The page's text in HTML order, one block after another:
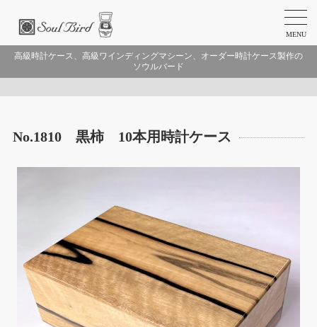
MENU
高級時計ケース、高級ワインディングマシーン、オーダー時計ケース製作の
ソウルバード
No.1810 黒柿 10本用時計ケース